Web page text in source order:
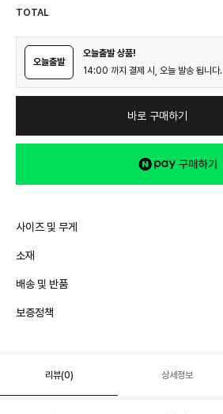
TOTAL
오늘출발
오늘출발 상품!
14:00 까지 결제 시, 오늘 발송 됩니다.
바로 구매하기
사이즈 및 무게
소재
배송 및 반품
보증정책
리뷰(0) 상세정보